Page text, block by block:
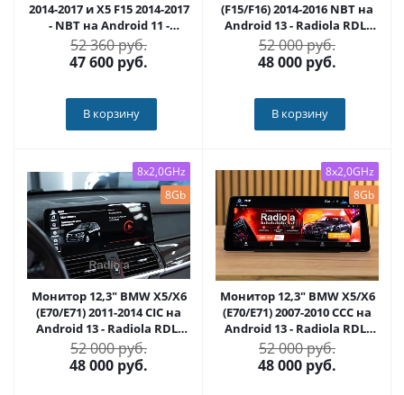
2014-2017 и X5 F15 2014-2017
- NBT на Android 11 -
Carmedia MKD-B-X5-F15
52 360 руб.
47 600 руб.
В корзину
(F15/F16) 2014-2016 NBT на
Android 13 - Radiola RDL-
1245 L
52 000 руб.
48 000 руб.
В корзину
8x2,0GHz
8Gb
Монитор 12,3" BMW X5/X6
(E70/E71) 2011-2014 CIC на
Android 13 - Radiola RDL-
1225 L
52 000 руб.
48 000 руб.
8x2,0GHz
8Gb
Монитор 12,3" BMW X5/X6
(E70/E71) 2007-2010 CCC на
Android 13 - Radiola RDL-
1215 L
52 000 руб.
48 000 руб.